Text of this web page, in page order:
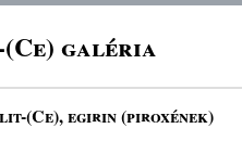
galéria
(Ce), egirin (piroxének)